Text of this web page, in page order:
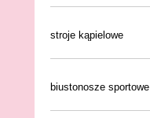
stroje kąpielowe
biustonosze sportowe